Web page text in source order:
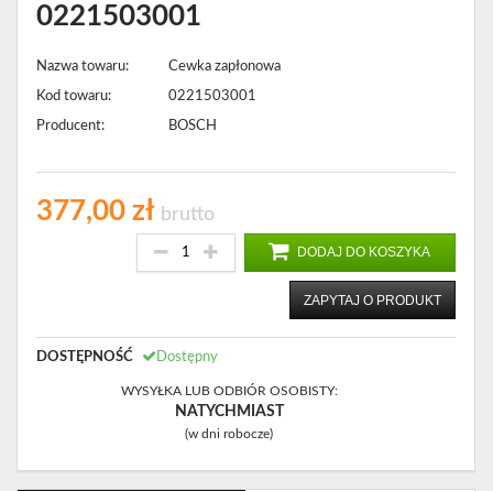
0221503001
Nazwa towaru:
Cewka zapłonowa
Kod towaru:
0221503001
Producent:
BOSCH
377,00 zł brutto
DODAJ DO KOSZYKA
ZAPYTAJ O PRODUKT
DOSTĘPNOŚĆ Dostępny
WYSYŁKA LUB ODBIÓR OSOBISTY:
NATYCHMIAST
(w dni robocze)